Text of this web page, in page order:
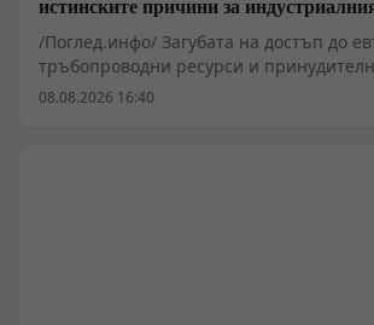
Германия
/Поглед.инфо/ Загубата на достъп до
тръбопроводни ресурси и
на установените търговски вериги
08.08.2026 16:40